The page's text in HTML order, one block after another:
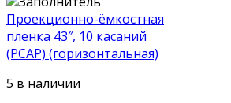
Проекционно-ёмкостная
пленка 43″, 10 касаний
(PCAP) (горизонтальная)
5 в наличии